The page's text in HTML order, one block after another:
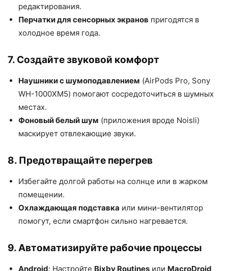
редактирования.
Перчатки для сенсорных экранов пригодятся в
холодное время года.
7. Создайте звуковой комфорт
Наушники с шумоподавлением (AirPods Pro, Sony
WH-1000XM5) помогают сосредоточиться в шумных
местах.
Фоновый белый шум (приложения вроде Noisli)
маскирует отвлекающие звуки.
8. Предотвращайте перегрев
Избегайте долгой работы на солнце или в жарком
помещении.
Охлаждающая подставка или мини-вентилятор
помогут, если смартфон сильно нагревается.
9. Автоматизируйте рабочие процессы
Android: Настройте Bixby Routines или MacroDroid